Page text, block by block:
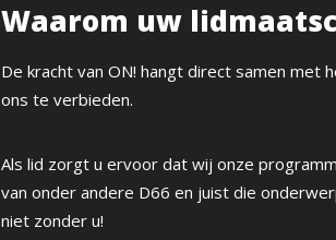
Waarom uw
De kracht van ON! hangt direct samen met
ons te verbieden.
Als lid zorgt u ervoor dat wij onze
van onder andere D66 en juist die
niet zonder u!